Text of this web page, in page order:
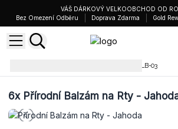
VÁŠ DÁRKOVÝ VELKOOBCHOD OD
Bez Omezení Odběru
Doprava Zdarma Gold
ACLB-03
6xPřírodní Balzám na Rty -